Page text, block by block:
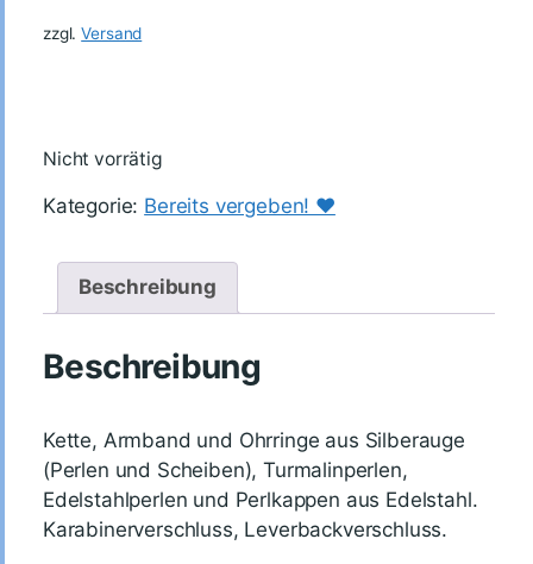
zzgl.Versand
Nicht vorrätig
Kategorie: Bereits vergeben! ♥️
Beschreibung
Beschreibung
Kette, Armband und Ohrringe aus Silberauge
(Perlen und Scheiben), Turmalinperlen,
Edelstahlperlen und Perlkappen aus Edelstahl.
Karabinerverschluss, Leverbackverschluss.